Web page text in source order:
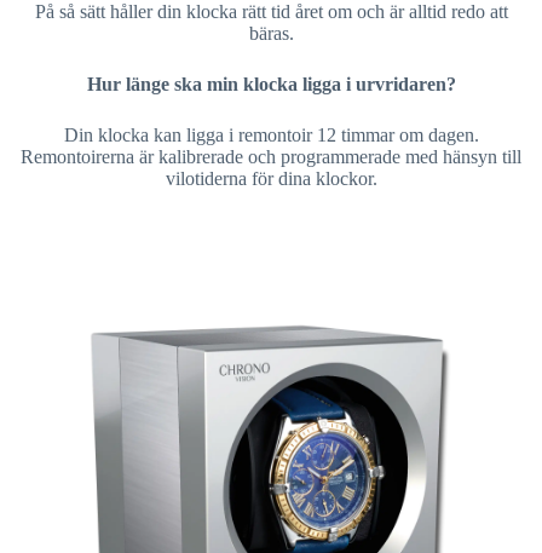
På så sätt håller din klocka rätt tid året om och är alltid redo att
bäras.
Hur länge ska min klocka ligga i urvridaren?
Din klocka kan ligga i remontoir 12 timmar om dagen.
Remontoirerna är kalibrerade och programmerade med hänsyn till
vilotiderna för dina klockor.